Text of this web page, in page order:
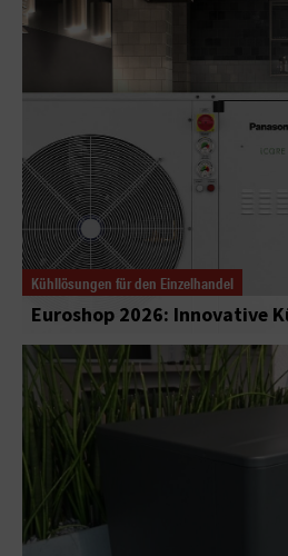
Kühllösungen für den Einzelhandel
Euroshop 2026: Innovative